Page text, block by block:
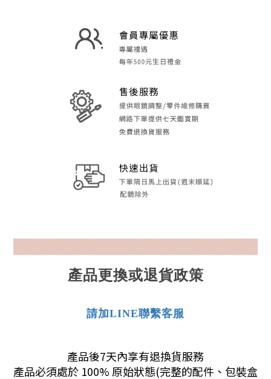
產品更換或退貨政策
請加LINE聯繫客服
產品後7天內享有退換貨服務
產品必須處於 100% 原始狀態(完整的配件、包裝盒